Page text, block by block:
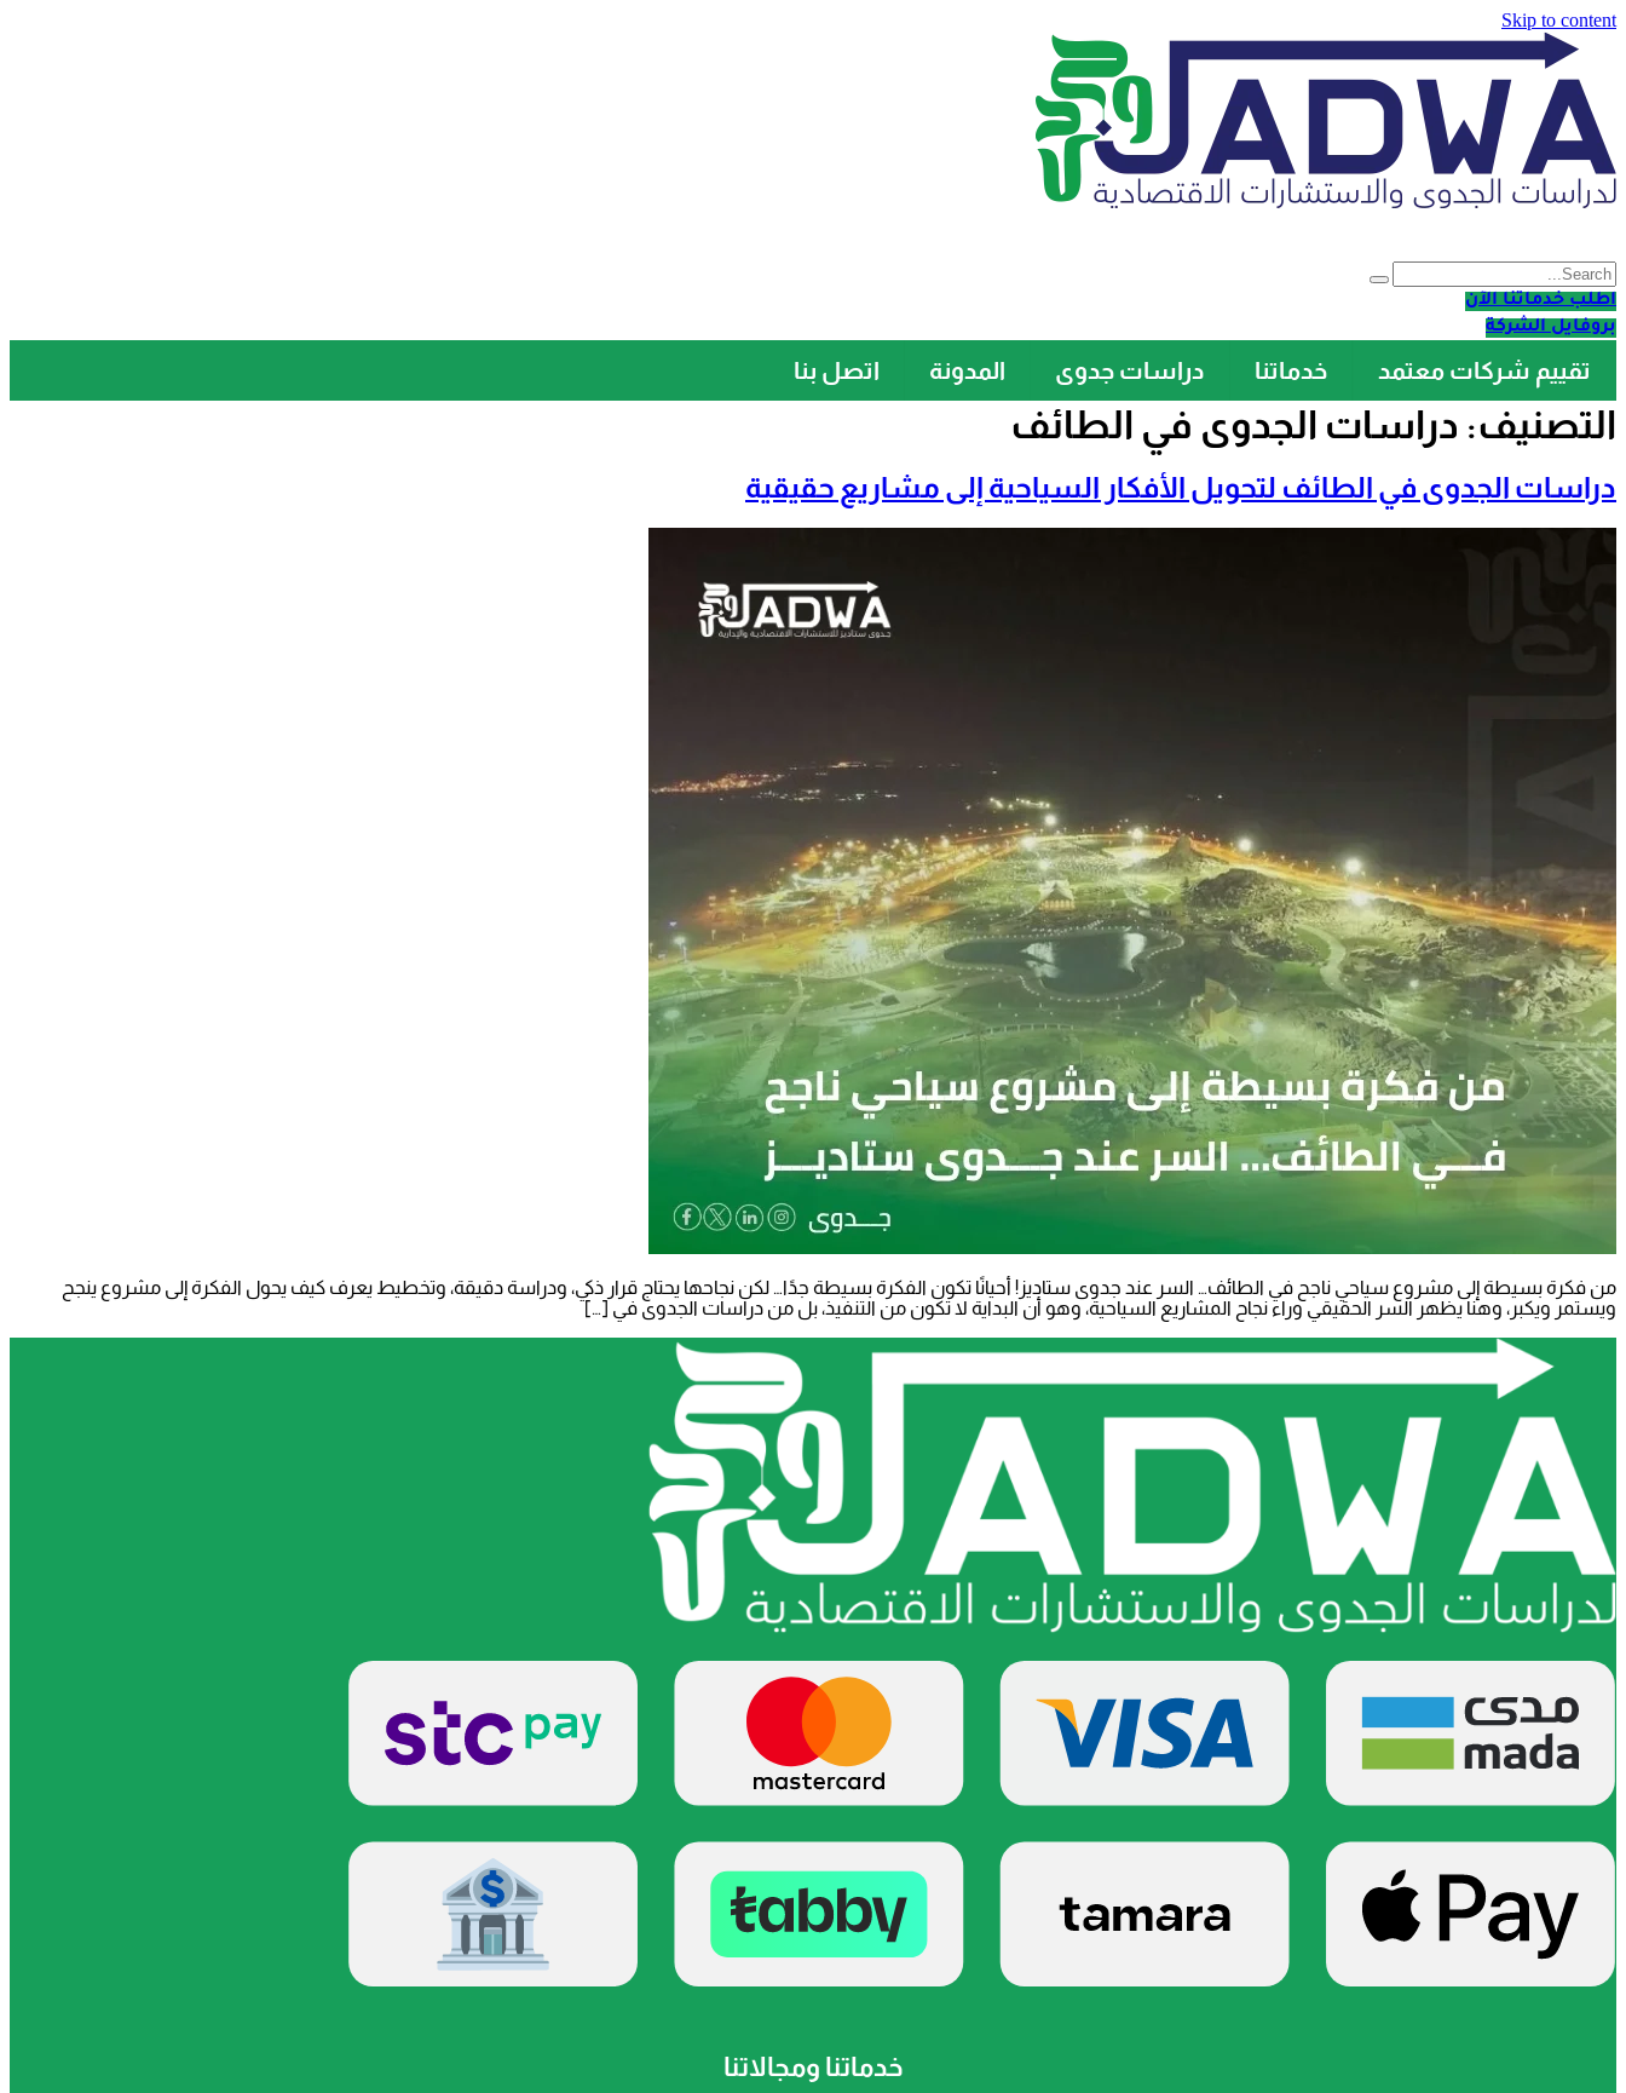
Skip to content
اطلب خدماتنا الآن
بروفايل الشركة
تقييم شركات معتمد خدماتنا دراسات جدوى المدونة اتصل بنا
التصنيف: دراسات الجدوى في الطائف
دراسات الجدوى في الطائف لتحويل الأفكار السياحية إلى مشاريع حقيقية
من فكرة بسيطة إلى مشروع سياحي ناجح في الطائف… السر عند جدوى ستاديز! أحيانًا تكون الفكرة بسيطة جدًا… لكن نجاحها يحتاج قرار ذكي، ودراسة دقيقة، وتخطيط يعرف كيف يحول الفكرة إلى مشروع ينجح
ويستمر ويكبر، وهنا يظهر السر الحقيقي وراء نجاح المشاريع السياحية، وهو أن البداية لا تكون من التنفيذ، بل من دراسات الجدوى في […]
خدماتنا ومجالاتنا